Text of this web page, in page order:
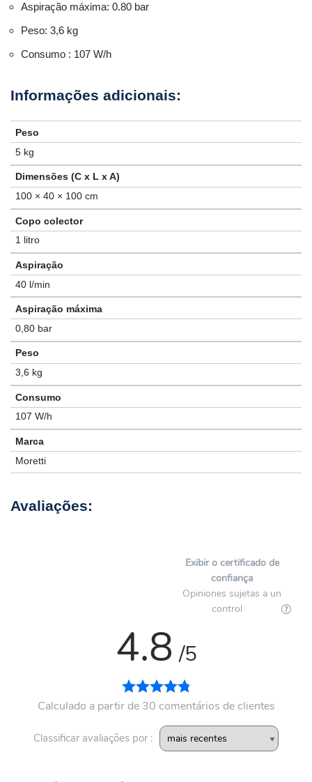
Aspiração máxima: 0.80 bar
Peso: 3,6 kg
Consumo : 107 W/h
Peso
5 kg
Dimensões (C x L x A)
100 × 40 × 100 cm
Copo colector
1 litro
Aspiração
40 l/min
Aspiração máxima
0,80 bar
Peso
3,6 kg
Consumo
107 W/h
Marca
Moretti
Exibir o certificado de
confiança
Opiniones sujetas a un
control
4.8 /5
Calculado a partir de 30 comentários de clientes
Classificar avaliações por :